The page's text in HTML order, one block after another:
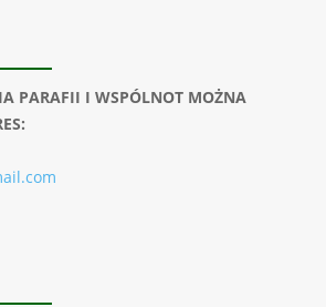
PARAFII I WSPÓLNOT MOŻNA